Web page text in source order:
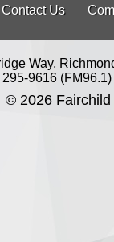
Contact Us
Way,
295-9616 (FM96.1)
© 2026 Fairchild